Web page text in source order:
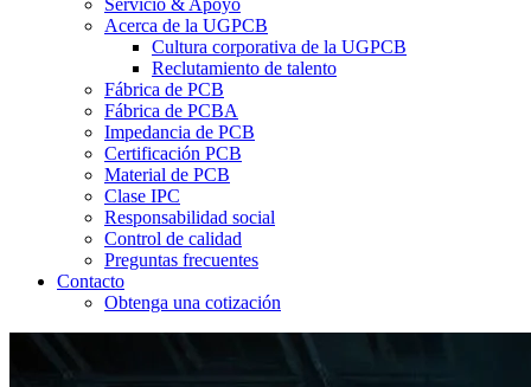
Servicio & Apoyo
Acerca de la UGPCB
Cultura corporativa de la UGPCB
Reclutamiento de talento
Fábrica de PCB
Fábrica de PCBA
Impedancia de PCB
Certificación PCB
Material de PCB
Clase IPC
Responsabilidad social
Control de calidad
Preguntas frecuentes
Contacto
Obtenga una cotización